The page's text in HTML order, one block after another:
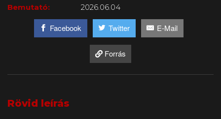
Bemutató:
2026.06.04
Facebook Twitter E-Mail
Forrás
Rövid leírás